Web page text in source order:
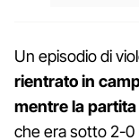
Un episodio di
rientrato in
mentre la
che era sotto 2-0